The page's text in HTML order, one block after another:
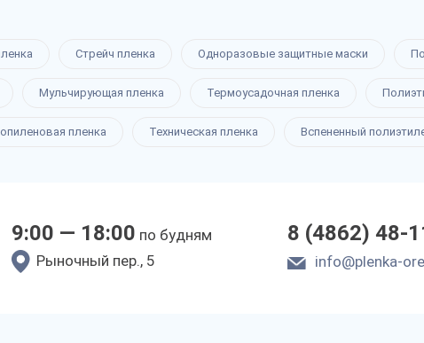
Стрейч пленка Одноразовые защитные маски
Мульчирующая пленка Термоусадочная пленка
пленка Техническая пленка Вспененный
9:00 — 18:00 по будням
Рыночный пер., 5
8 (4862) 48-
info@plenka-